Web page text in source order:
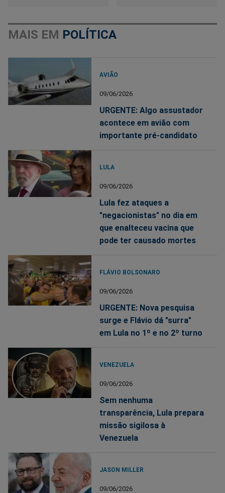
MAIS EM POLÍTICA
AVIÃO
09/06/2026
URGENTE: Algo assustador
acontece em avião com
importante pré-candidato
LULA
09/06/2026
Lula fez ataques a
"negacionistas" no dia em
que enalteceu vacina que
pode ter causado mortes
FLÁVIO BOLSONARO
09/06/2026
URGENTE: Nova pesquisa
surge e Flávio dá "surra"
em Lula no 1º e no 2º turno
VENEZUELA
09/06/2026
Sem nenhuma
transparência, Lula prepara
missão sigilosa à
Venezuela
JASON MILLER
09/06/2026